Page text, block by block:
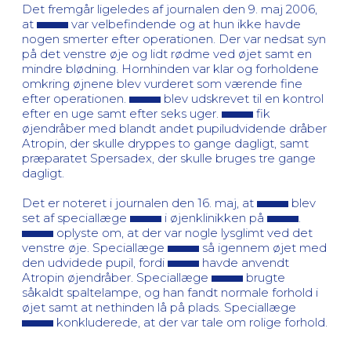
Det fremgår ligeledes af journalen den 9. maj 2006,
at
var velbefindende og at hun ikke havde
nogen smerter efter operationen. Der var nedsat syn
på det venstre øje og lidt rødme ved øjet samt en
mindre blødning. Hornhinden var klar og forholdene
omkring øjnene blev vurderet som værende fine
efter operationen.
blev udskrevet til en kontrol
efter en uge samt efter seks uger.
fik
øjendråber med blandt andet pupiludvidende dråber
Atropin, der skulle dryppes to gange dagligt, samt
præparatet Spersadex, der skulle bruges tre gange
dagligt.
Det er noteret i journalen den 16. maj, at
blev
set af speciallæge
i øjenklinikken på
oplyste om, at der var nogle lysglimt ved det
venstre øje. Speciallæge
så igennem øjet med
den udvidede pupil, fordi
havde anvendt
Atropin øjendråber. Speciallæge
brugte
såkaldt spaltelampe, og han fandt normale forhold i
øjet samt at nethinden lå på plads. Speciallæge
konkluderede, at der var tale om rolige forhold.